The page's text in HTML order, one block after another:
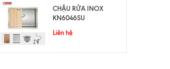
CHẬU RỬA INOX
KN6046SU
Liên hệ